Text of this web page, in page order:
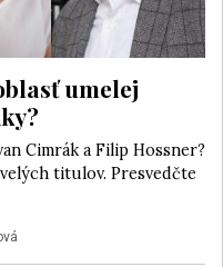
umelej
Cimrák a Filip Hossner?
titulov. Presvedčte